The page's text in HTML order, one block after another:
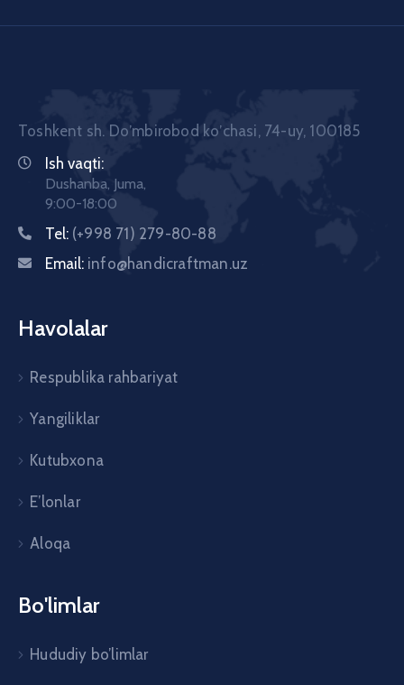
Toshkent sh. Doʼmbirobod koʼchasi, 74-uy, 100185
Ish vaqti:
Dushanba, Juma,
9:00-18:00
Tel: (+998 71) 279-80-88
Email: info@handicraftman.uz
Havolalar
Respublika rahbariyat
Yangiliklar
Kutubxona
E’lonlar
Aloqa
Bo'limlar
Hududiy bo’limlar